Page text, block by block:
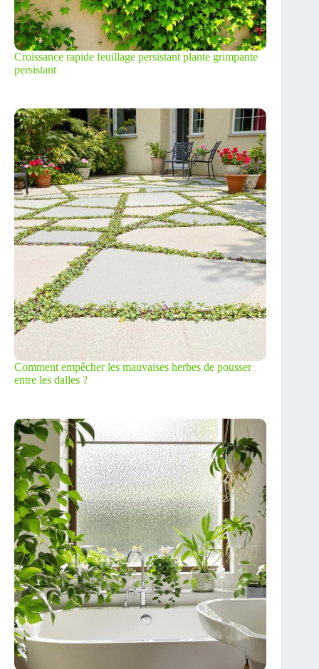
Croissance rapide feuillage persistant plante grimpante
persistant
Comment empêcher les mauvaises herbes de pousser
entre les dalles ?